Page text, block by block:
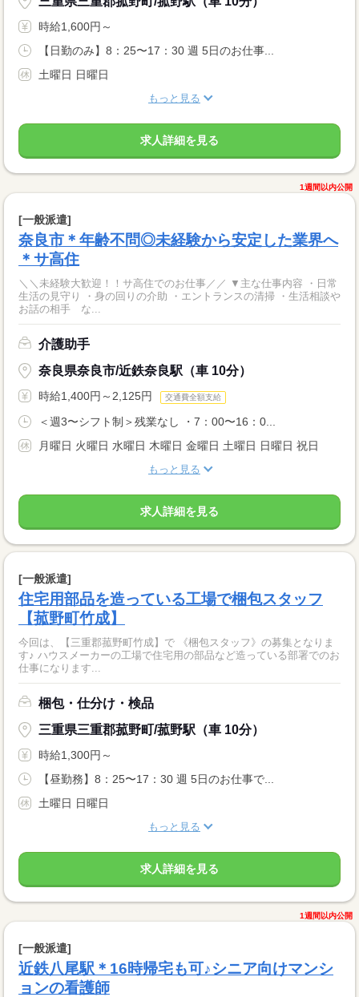
時給1,600円～
【日勤のみ】8：25〜17：30 週 5日のお仕事...
土曜日 日曜日
もっと見る
求人詳細を見る
1週間以内公開
[一般派遣]
奈良市＊年齢不問◎未経験から安定した業界へ
＊サ高住
＼＼未経験大歓迎！！サ高住でのお仕事／／ ▼主な仕事内容 ・日常
生活の見守り ・身の回りの介助 ・エントランスの清掃 ・生活相談や
お話の相手 な...
介護助手
奈良県奈良市/近鉄奈良駅（車 10分）
時給1,400円～2,125円 交通費全額支給
＜週3〜シフト制＞残業なし ・7：00〜16：0...
月曜日 火曜日 水曜日 木曜日 金曜日 土曜日 日曜日 祝日
もっと見る
求人詳細を見る
[一般派遣]
住宅用部品を造っている工場で梱包スタッフ
【菰野町竹成】
今回は、【三重郡菰野町竹成】で 《梱包スタッフ》の募集となりま
す♪ ハウスメーカーの工場で住宅用の部品など造っている部署でのお
仕事になります...
梱包・仕分け・検品
三重県三重郡菰野町/菰野駅（車 10分）
時給1,300円～
【昼勤務】8：25〜17：30 週 5日のお仕事で...
土曜日 日曜日
もっと見る
求人詳細を見る
1週間以内公開
[一般派遣]
近鉄八尾駅＊16時帰宅も可♪シニア向けマンシ
ョンの看護師